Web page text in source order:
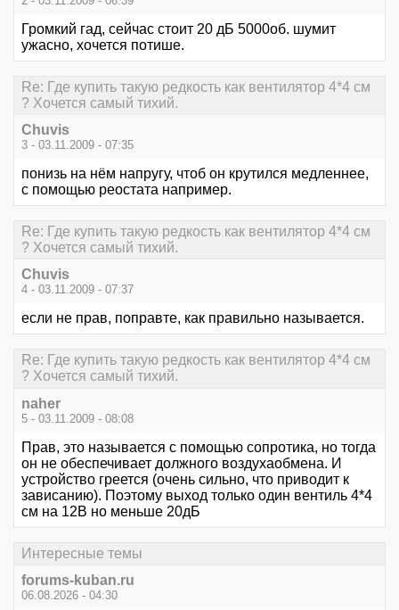
Громкий гад, сейчас стоит 20 дБ 5000об. шумит
ужасно, хочется потише.
Re: Где купить такую редкость как вентилятор 4*4 см
? Хочется самый тихий.
Chuvis
3 - 03.11.2009 - 07:35
понизь на нём напругу, чтоб он крутился медленнее,
с помощью реостата например.
Re: Где купить такую редкость как вентилятор 4*4 см
? Хочется самый тихий.
Chuvis
4 - 03.11.2009 - 07:37
если не прав, поправте, как правильно называется.
Re: Где купить такую редкость как вентилятор 4*4 см
? Хочется самый тихий.
naher
5 - 03.11.2009 - 08:08
Прав, это называется с помощью сопротика, но тогда
он не обеспечивает должного воздухаобмена. И
устройство греется (очень сильно, что приводит к
зависанию). Поэтому выход только один вентиль 4*4
см на 12В но меньше 20дБ
Интересные темы
forums-kuban.ru
06.08.2026 - 04:30